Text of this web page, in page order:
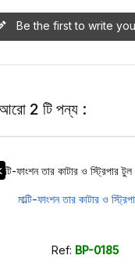
Be the first to write
আরো 2 টি পন্য :
মাল্টি-ফাংশন তার কাটার ও
Ref: BP-0185